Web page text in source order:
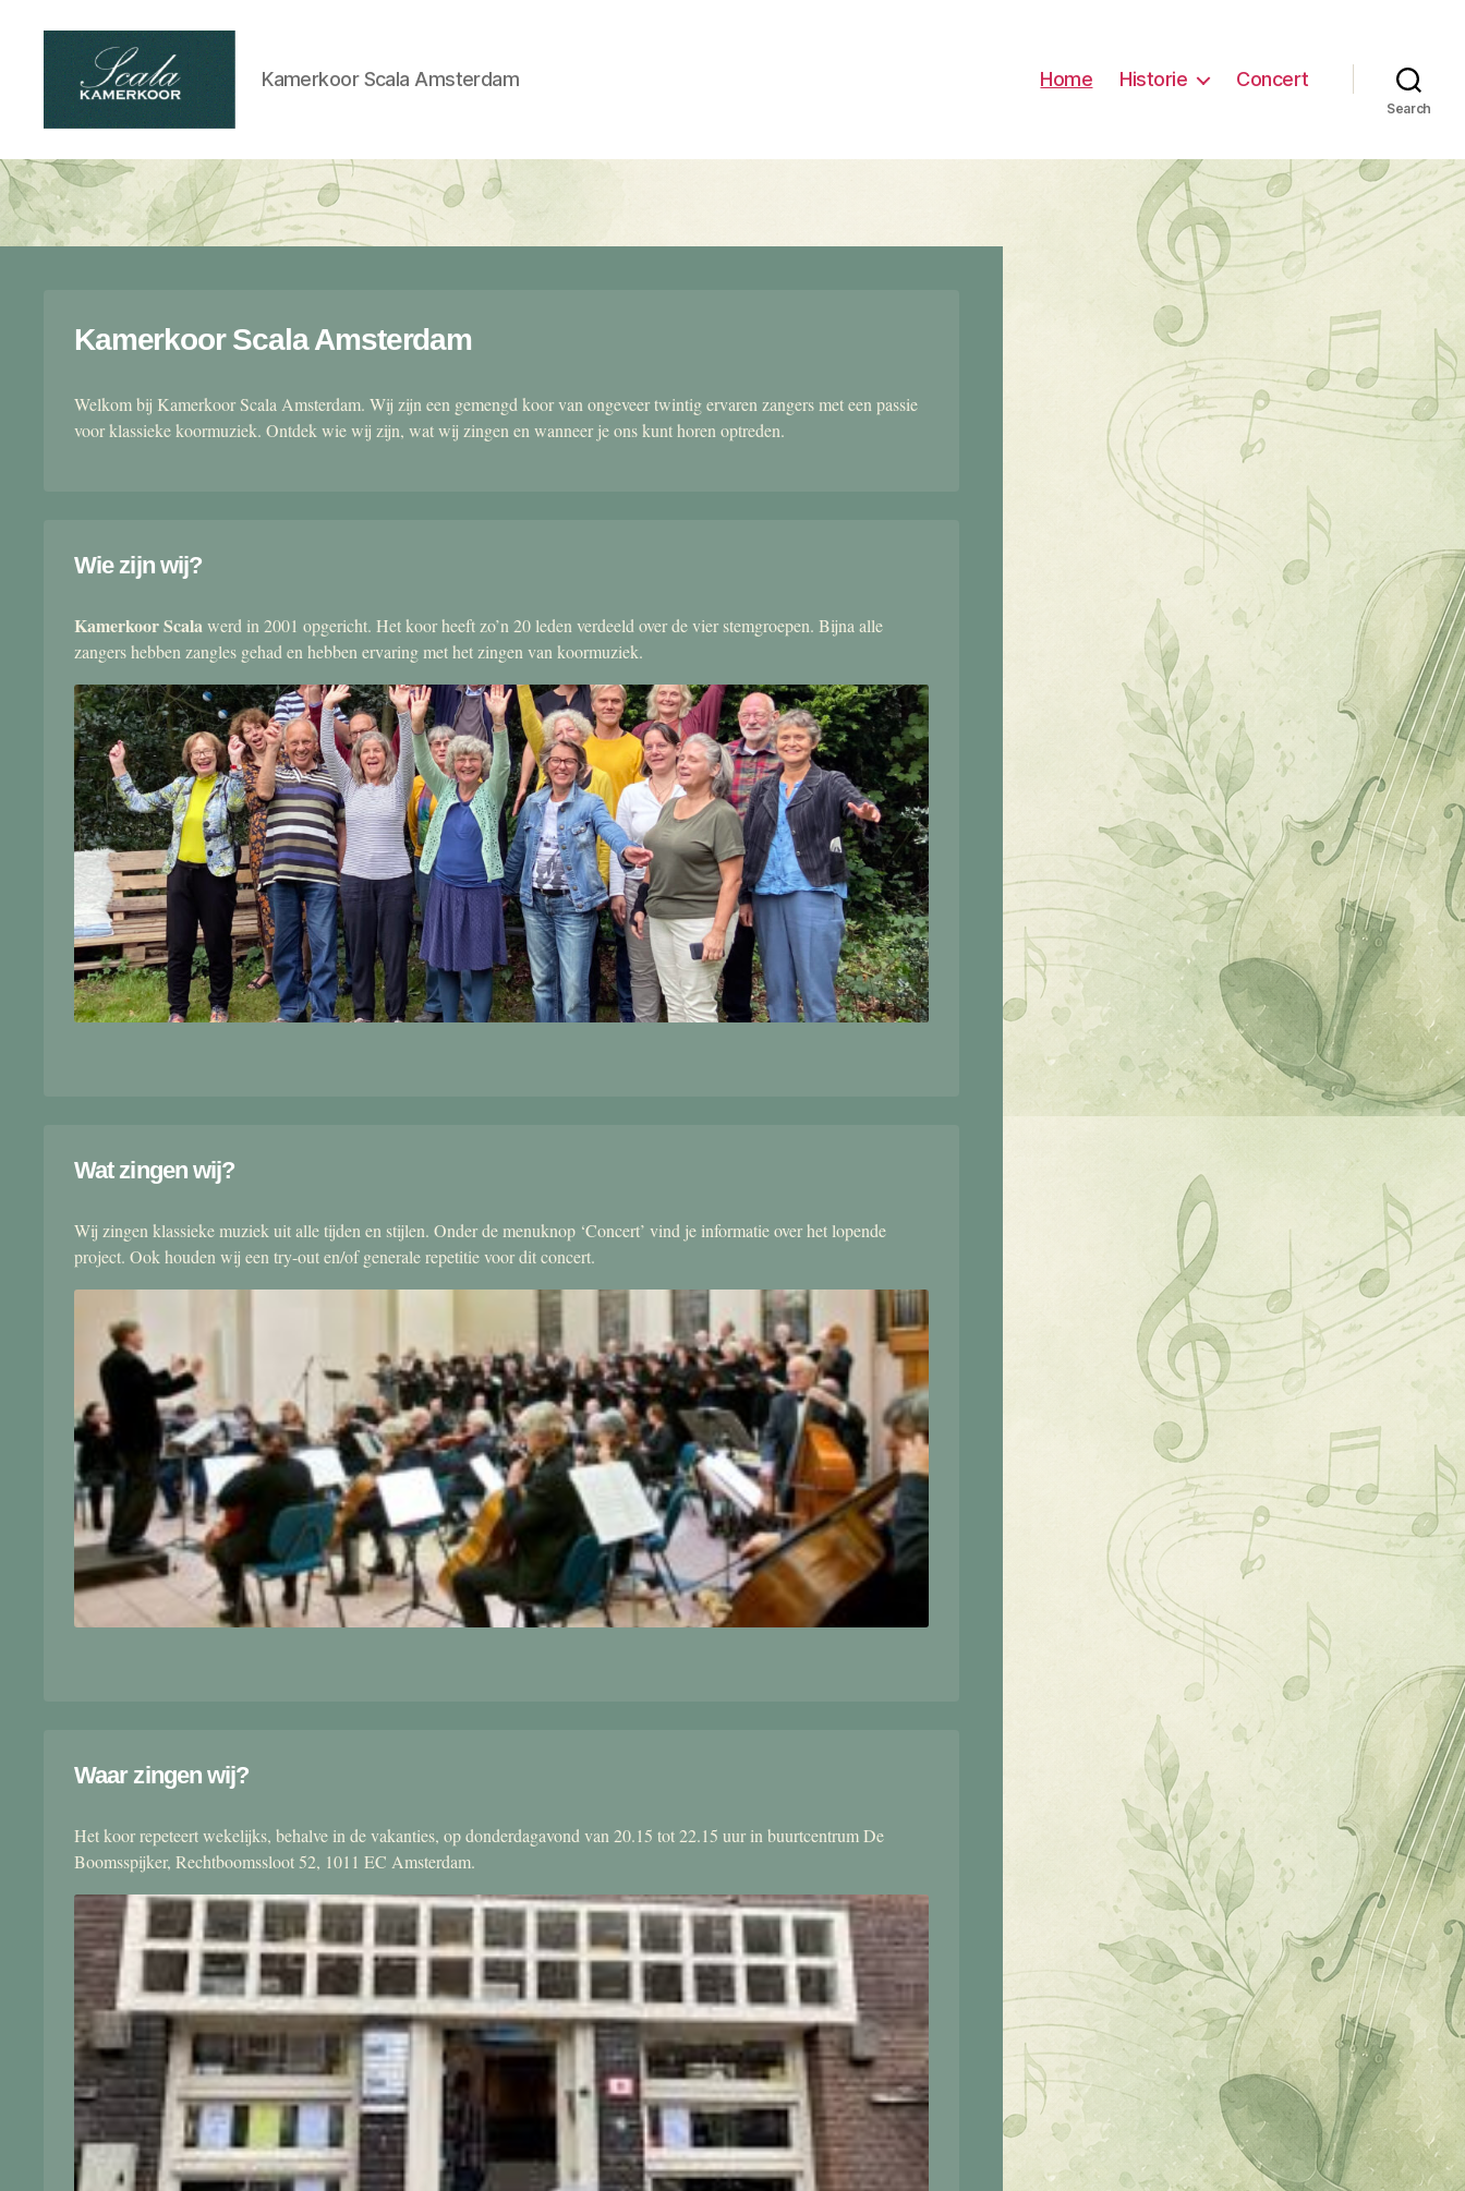
kamerkoor
Kamerkoor Scala Amsterdam Home Historie Concert
Search
Kamerkoor Scala Amsterdam
Welkom bij Kamerkoor Scala Amsterdam. Wij zijn een gemengd koor van ongeveer twintig ervaren zangers met een passie
voor klassieke koormuziek. Ontdek wie wij zijn, wat wij zingen en wanneer je ons kunt horen optreden.
Wie zijn wij?
Kamerkoor Scalawerd in 2001 opgericht. Het koor heeft zo’n 20 leden verdeeld over de vier stemgroepen. Bijna alle
zangers hebben zangles gehad en hebben ervaring met het zingen van koormuziek.
Wat zingen wij?
Wij zingen klassieke muziek uit alle tijden en stijlen. Onder de menuknop ‘Concert’ vind je informatie over het lopende
project. Ook houden wij een try-out en/of generale repetitie voor dit concert.
Waar zingen wij?
Het koor repeteert wekelijks, behalve in de vakanties, op donderdagavond van 20.15 tot 22.15 uur in buurtcentrum De
Boomsspijker, Rechtboomssloot 52, 1011 EC Amsterdam.